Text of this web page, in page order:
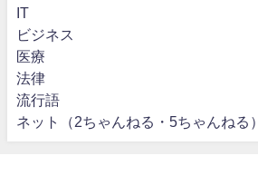
IT
ビジネス
医療
法律
流行語
ネット（2ちゃんねる・5ちゃんねる）